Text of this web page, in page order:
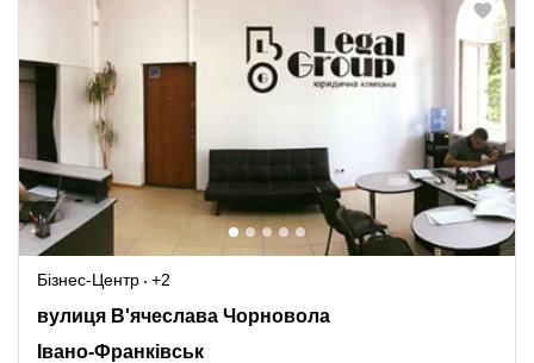
Бізнес-Центр
+2
Viacheslava Chornovola Street 7, Івано-Франківськ
вулиця В'ячеслава Чорновола
Івано-Франківськ